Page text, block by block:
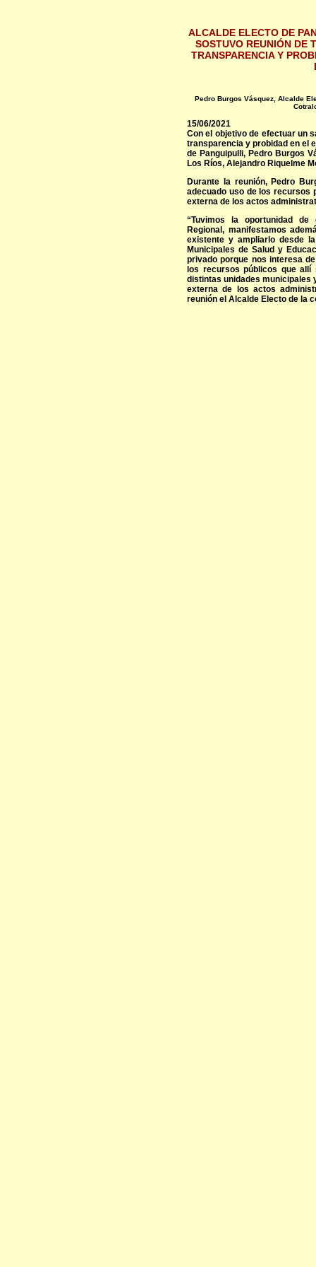
ALCALDE ELECTO DE
SOSTUVO REUNIÓN DE
TRANSPARENCIA Y
Pedro Burgos Vásquez, Alcalde
15/06/2021
Con el objetivo de efectuar un
transparencia y probidad en el
de Panguipulli, Pedro Burgos
Los Ríos, Alejandro Riquelme
Durante la reunión, Pedro
adecuado uso de los recursos
externa de los actos
“Tuvimos la oportunidad
Regional, manifestamos
existente y ampliarlo desde
Municipales de Salud y
privado porque nos interesa
los recursos públicos que allí
distintas unidades municipales
externa de los actos
reunión el Alcalde Electo de la